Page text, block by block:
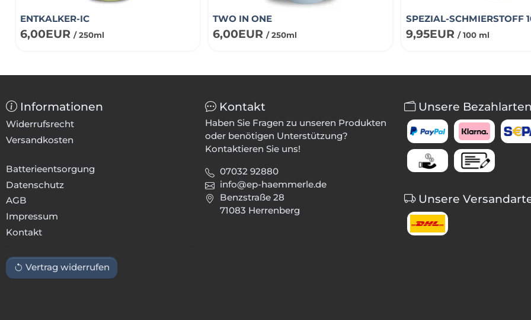
ENTKALKER-IC
6,00EUR/ 250ml
TWO IN ONE
6,00EUR/ 250ml
SPEZIAL-SCHMIERSTOFF
9,95EUR / 100 ml
Informationen
Widerrufsrecht
Versandkosten
Batterieentsorgung
Datenschutz
AGB
Impressum
Kontakt
Vertrag widerrufen
Kontakt
Haben Sie Fragen zu unseren Produkten
oder benötigen Unterstützung?
Kontaktieren Sie uns!
07032 92880
info@ep-haemmerle.de
Benzstraße 28
71083 Herrenberg
Unsere Bezahlarten
Unsere